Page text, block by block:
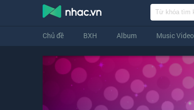
Chủ đề BXH Album Music Video